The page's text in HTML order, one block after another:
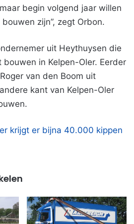
begin volgend jaar willen
zijn”, zegt Orbon.
uit Heythuysen die
in Kelpen-Oler. Eerder
van den Boom uit
kant van Kelpen-Oler
krijgt er bijna 40.000 kippen